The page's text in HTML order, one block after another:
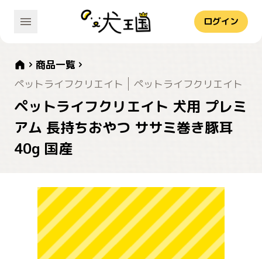
ログイン
商品一覧
ペットライフクリエイト
ペットライフクリエイト
ペットライフクリエイト 犬用 プレミ
アム 長持ちおやつ ササミ巻き豚耳
40g 国産